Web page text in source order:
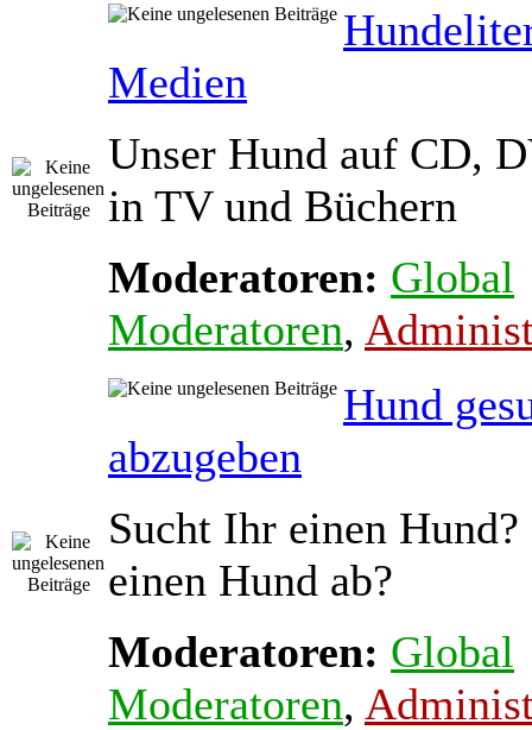
Medien
Unser Hund auf CD,
in TV und Büchern
Moderatoren: Global
Moderatoren,
Hund
abzugeben
Sucht Ihr einen
einen Hund ab?
Moderatoren: Global
Moderatoren,